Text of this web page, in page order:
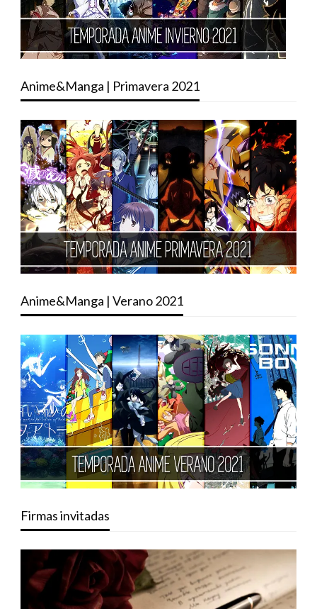
Anime&Manga | Primavera 2021
Anime&Manga | Verano 2021
Firmas invitadas